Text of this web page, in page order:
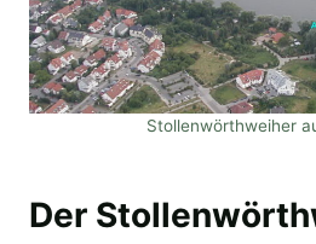
Stollenwörthweiher
Der